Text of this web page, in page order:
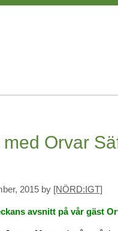
Orvar
2015 by [NÖRD:IGT]
avsnitt på vår gäst